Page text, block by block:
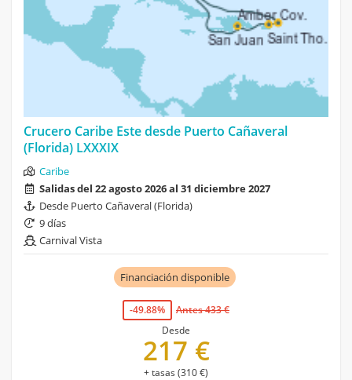
Crucero Caribe Este desde Puerto Cañaveral
(Florida) LXXXIX
Caribe
Salidas del 22 agosto 2026 al 31 diciembre 2027
Desde Puerto Cañaveral (Florida)
9 días
Carnival Vista
Financiación disponible
-49.88%
Antes 433 €
Desde
217 €
+ tasas (310 €)